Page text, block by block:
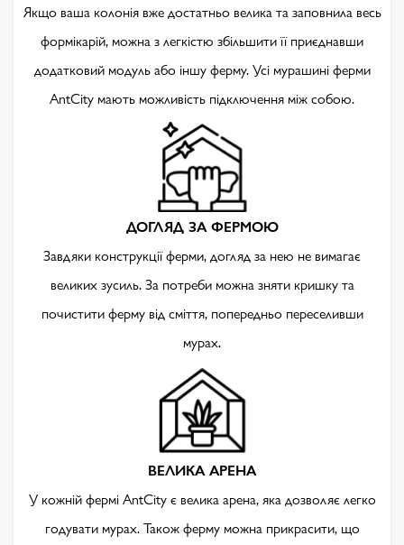
Якщо ваша колонія вже достатньо велика та заповнила весь
формікарій, можна з легкістю збільшити її приєднавши
додатковий модуль або іншу ферму. Усі мурашині ферми
AntCity мають можливість підключення між собою.
ДОГЛЯД ЗА ФЕРМОЮ
Завдяки конструкції ферми, догляд за нею не вимагає
великих зусиль. За потреби можна зняти кришку та
почистити ферму від сміття, попередньо переселивши
мурах.
ВЕЛИКА АРЕНА
У кожній фермі AntCity є велика арена, яка дозволяє легко
годувати мурах. Також ферму можна прикрасити, що